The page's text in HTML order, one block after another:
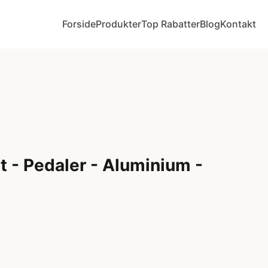
ForsideProdukterTop RabatterBlogKontakt
- Pedaler - Aluminium -